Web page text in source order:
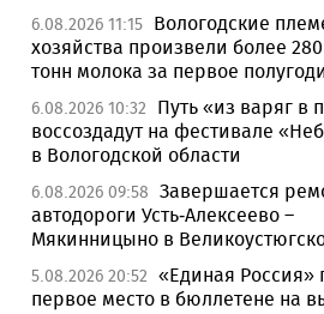
6.08.2026 11:15 Вологодские
хозяйства произвели более
тонн молока за первое
6.08.2026 10:32
Путь «из варяг в
воссоздадут на фестивале
в Вологодской области
6.08.2026 09:58 Завершается
автодороги Усть-Алексеево –
Мякинницыно в
5.08.2026 20:52 «Единая Россия»
первое место в бюллетене на